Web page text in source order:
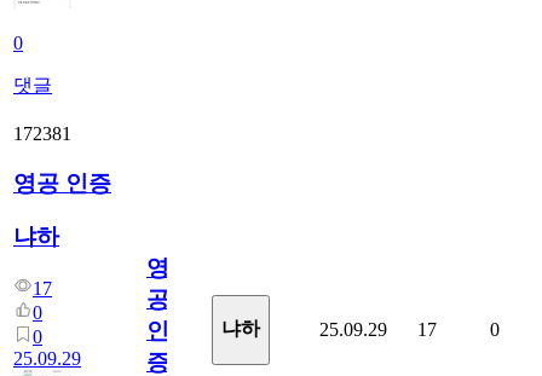
0
댓글
172381
영공 인증
냐하
17
0
0
25.09.29
영
공
인
증
냐하 25.09.29 17 0